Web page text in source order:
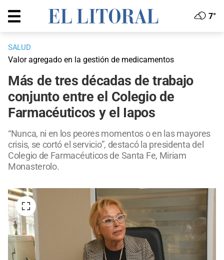
7°
SALUD
Valor agregado en la gestión de medicamentos
Más de tres décadas de trabajo
conjunto entre el Colegio de
Farmacéuticos y el Iapos
“Nunca, ni en los peores momentos o en las mayores
crisis, se cortó el servicio”, destacó la presidenta del
Colegio de Farmacéuticos de Santa Fe, Miriam
Monasterolo.